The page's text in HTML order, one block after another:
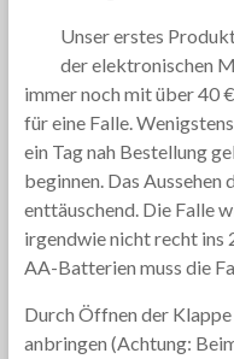
Unser erstes
der elektronischen
immer noch mit über 40
für eine Falle.
ein Tag nah Bestellung
beginnen. Das Aussehen
enttäuschend. Die Falle
irgendwie nicht recht ins
AA-Batterien muss die
Durch Öffnen der
anbringen (Achtung: